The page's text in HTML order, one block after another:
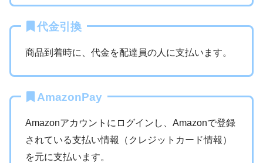
代金引換
商品到着時に、代金を配達員の人に支払います。
AmazonPay
Amazonアカウントにログインし、Amazonで登録
されている支払い情報（クレジットカード情報）
を元に支払います。